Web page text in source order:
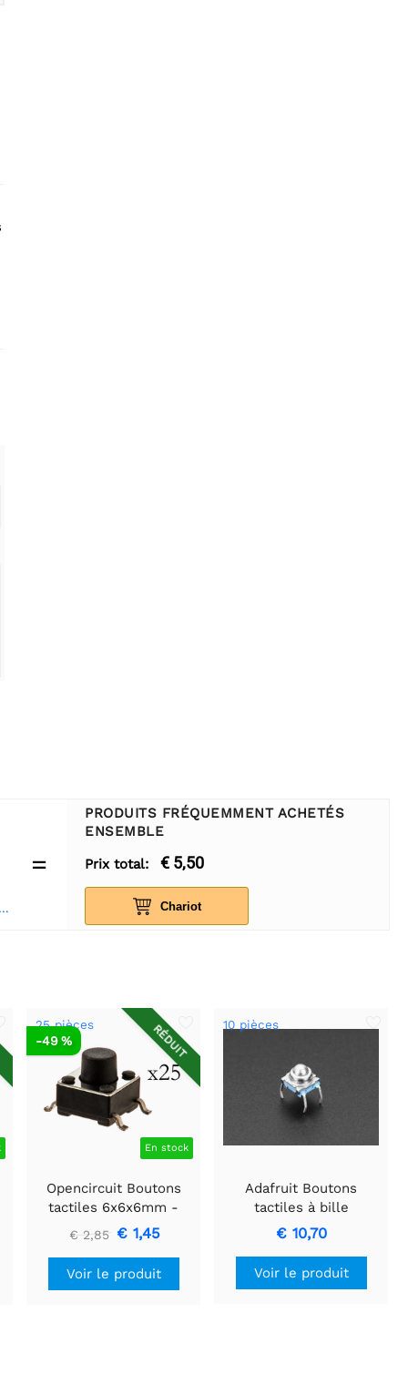
à pain 400 points - blanche
=
PRODUITS FRÉQUEMMENT ACHETÉS
ENSEMBLE
Prix total:
€ 5,50
Chariot
RÉDUIT
25 pièces
En stock
-49 %
Opencircuit Boutons
tactiles 6x6x6mm -
SMD - 25 pièces
€ 2,85 € 1,45
Voir le produit
10 pièces
Adafruit Boutons
tactiles à bille
métallique (6 mm) x 10
€ 10,70
Voir le produit